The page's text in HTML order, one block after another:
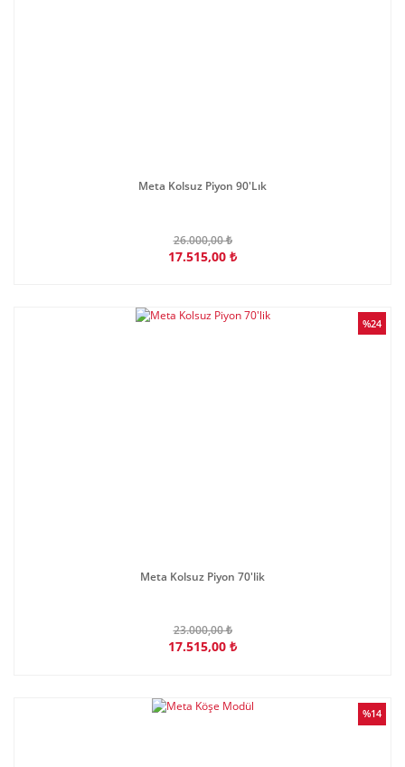
Meta Kolsuz Piyon 90'Lık
26.000,00 ₺
17.515,00 ₺
%24
Meta Kolsuz Piyon 70'lik
23.000,00 ₺
17.515,00 ₺
%14